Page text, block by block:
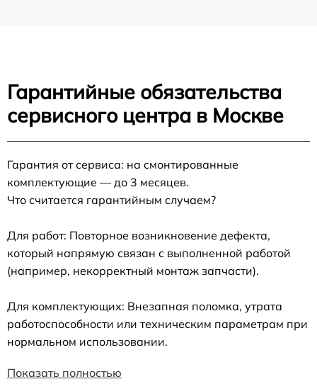
Гарантийные обязательства
сервисного центра в Москве
Гарантия от сервиса: на смонтированные
комплектующие — до 3 месяцев.
Что считается гарантийным случаем?
Для работ: Повторное возникновение дефекта,
который напрямую связан с выполненной работой
(например, некорректный монтаж запчасти).
Для комплектующих: Внезапная поломка, утрата
работоспособности или техническим параметрам при
нормальном использовании.
Показать полностью